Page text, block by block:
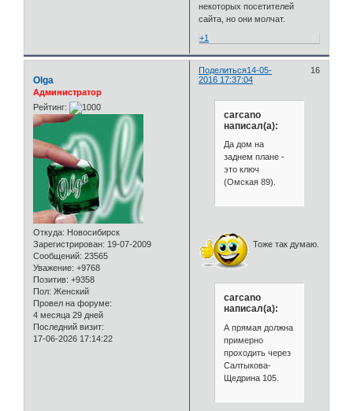
некоторых посетителей
сайта, но они молчат.
+1
Поделиться 16
14-05-
2016 17:37:04
Olga
Администратор
Рейтинг:
Откуда: Новосибирск
Зарегистрирован: 19-07-2009
Сообщений: 23565
Уважение: +9768
Позитив: +9358
Пол: Женский
Провел на форуме:
4 месяца 29 дней
Последний визит:
17-06-2026 17:14:22
carcano
написал(а):
Да дом на
заднем плане -
это ключ
(Омская 89).
Тоже так думаю.
carcano
написал(а):
А прямая должна
примерно
проходить через
Салтыкова-
Щедрина 105.